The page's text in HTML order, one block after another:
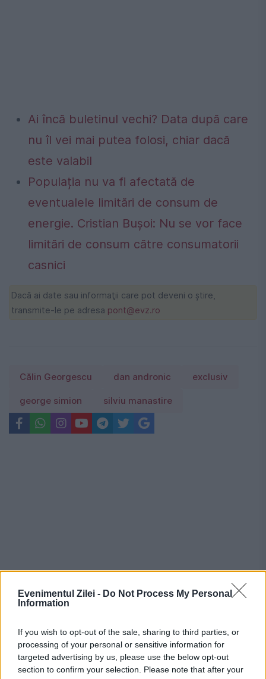
Evenimentul Zilei - Do Not Process My Personal
Information
If you wish to opt-out of the sale, sharing to third parties, or
processing of your personal or sensitive information for
targeted advertising by us, please use the below opt-out
section to confirm your selection. Please note that after your
Ai încă buletinul vechi? Data după care
nu îl vei mai putea folosi, chiar dacă
este valabil
Populația nu va fi afectată de
eventualele limitări de consum de
energie. Cristian Bușoi: Nu se vor face
limitări de consum către consumatorii
casnici
Dacă ai date sau informaţii care pot deveni o ştire,
transmite-le pe adresa pont@evz.ro
Călin Georgescu dan andronic exclusiv
george simion silviu manastire
Recomandările noastre